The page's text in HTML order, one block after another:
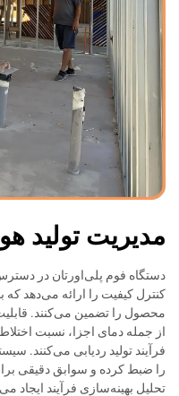
مدیریت تولید
دستگاه فوم پلی‌اورتان در
کنترل کیفیت را ارائه می‌دهد که
محصول را تضمین می‌کنند.
از جمله دمای اجزا، نسبت
فرآیند تولید ردیابی می‌کنند.
را ضبط کرده و سوابق دقیقی
تحلیل بهینه‌سازی فرآیند ایجاد